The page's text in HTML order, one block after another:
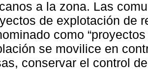
a la zona. Las
de explotación de
como
se movilice en
conservar el control